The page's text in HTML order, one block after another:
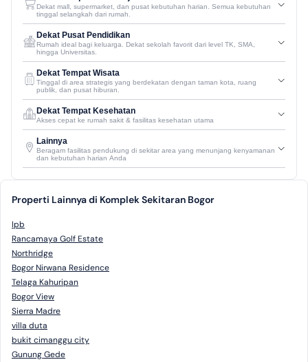
Dekat mall, supermarket, dan pusat kebutuhan harian. Semua kebutuhan
tinggal selangkah dari rumah.
Dekat Pusat Pendidikan
Rumah ideal bagi keluarga. Dekat sekolah favorit dari level TK, SMA,
hingga Universitas.
Dekat Tempat Wisata
Tinggal di area strategis yang berdekatan dengan taman kota, ruang
publik, dan pusat hiburan.
Dekat Tempat Kesehatan
Akses cepat ke rumah sakit & fasilitas kesehatan utama
Lainnya
Beragam fasilitas pendukung di sekitar area yang menunjang kenyamanan
dan kebutuhan harian Anda
Properti Lainnya di Komplek Sekitaran Bogor
Ipb
Rancamaya Golf Estate
Northridge
Bogor Nirwana Residence
Telaga Kahuripan
Bogor View
Sierra Madre
villa duta
bukit cimanggu city
Gunung Gede